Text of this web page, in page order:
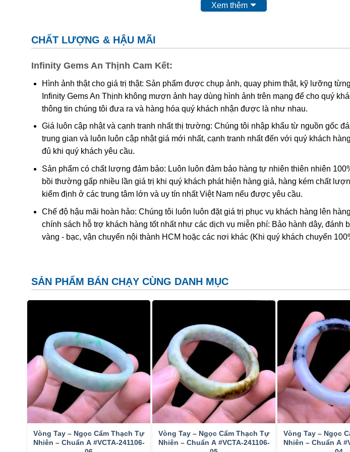
Hiện Nay Trên Thị Trường Quốc Tế, Đá Cẩm Thạch (Jadeite) được ưa Chuộng Và Có
Tên Jade bắt nguồn từ tiếng Tây Ban Nha “piedra de ijada”, có nghĩa là “đá đau đớn ở
tên theo cách này sau khi các nhà thám hiểm người Tây Ban Nha thấy những người bản
nghĩa là “thiên đường” hay “đế quốc”. Vì vậy, nó được coi là viên ngọc quý trong văn
Quốc, Cẩm thạch đã được tìm thấy trong các ngôi mộ của vua Shang.
Cách xử lý tăng vẻ đẹp thường gặp:
Ngày nay người ta thường xử lý đá cẩm thạch để tạo cho chúng dáng vẻ đẹp hơn, bền
vào bản chất xử lý, thị trường chia cẩm thạch tự nhiên làm 3 loại: Loại A- hoàn toàn tự
Sau khi tẩy rửa các tạp chất màu tối dính trên bề mặt, người ta phủ keo (một loại nhựa
có màu phớt lục nhạt) lên bề mặt và lấp vào trong các vi lỗ rỗng, khe nứt của cẩm
thông dụng giúp cho đá bền hơn và tăng độ bóng và bảo vệ bề mặt. Hầu hết các đá cẩm
Xử lý tẩm màulà phủ một màu nhân tạo lên bề mặt đá cẩm thạch, phương pháp này chỉ
xấu hay màu nhợt nhạt, làm cho chúng có màu đẹp hơn và dễ bán hơn. Màu tẩm
tím nhạt hoặc cam nhạt… Diện tích tẩm màu cũng thay đổi: tẩm toàn bộ bề mặt viên đá,
dạng đốm.
Jade có thể được phân biệt với các vật liệu tương tự khác bởi độ cứng và mật độ của
khác được gian lận bán như là Cẩm thạch và rất khó để xác định Cẩm thạch bởi ngoại
tin cậy nhất để xác định Cẩm thạch từ các chất khác là bằng cách kiểm tra lực hấp dẫn
kiểm tra đơn giản để phân biệt Jadeite từ Nephrite là thử nghiệm chuông. Nephrite phát
đánh, trong khi đó Jadeite thì không.
Xem thêm
CHẤT LƯỢNG & HẬU MÃI
Infinity Gems An Thịnh Cam Kết:
Hình ảnh thật cho giá trị thật: Sản phẩm được chụp ảnh, quay phim thật, kỹ lưỡng
Infinity Gems An Thịnh không mượn ảnh hay dùng hình ảnh trên mạng để cho quý
thông tin chúng tôi đưa ra và hàng hóa quý khách nhận được là như nhau.
Giá luôn cập nhật và cạnh tranh nhất thị trường: Chúng tôi nhập khẩu từ nguồn gốc
trung gian và luôn luôn cập nhật giá mới nhất, cạnh tranh nhất đến với quý khách
đủ khi quý khách yêu cầu.
Sản phẩm có chất lượng đảm bảo: Luôn luôn đảm bảo hàng tự nhiên thiên nhiên
bồi thường gấp nhiều lần giá trị khi quý khách phát hiện hàng giả, hàng kém chất
kiểm định ở các trung tâm lớn và uy tín nhất Việt Nam nếu được yêu cầu.
Chế độ hậu mãi hoàn hảo: Chúng tôi luôn luôn đặt giá trị phục vụ khách hàng lên
chính sách hỗ trợ khách hàng tốt nhất như các dịch vụ miễn phí: Bảo hành dây, đánh
vàng - bạc, vận chuyển nội thành HCM hoặc các nơi khác (Khi quý khách chuyển
SẢN PHẨM BÁN CHẠY CÙNG DANH MỤC
Vòng Tay – Ngọc Cẩm Thạch Tự
Nhiên – Chuẩn A #VCTA-241106-
Vòng Tay – Ngọc Cẩm Thạch Tự
Nhiên – Chuẩn A #VCTA-241106-
Vòng Tay – Ngọc
Nhiên – Chuẩn A